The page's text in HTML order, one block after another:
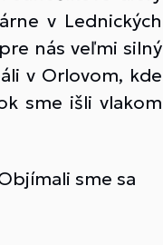
v Lednických
nás veľmi silný
v Orlovom, kde
sme išli vlakom
sme sa